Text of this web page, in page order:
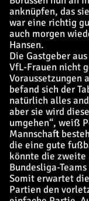
anknüpfen, das
war eine richtig
auch morgen
Hansen.
Die Gastgeber
VfL-Frauen nicht
Voraussetzungen
befand sich der
natürlich alles
aber sie wird
umgehen“, weiß
Mannschaft
die eine gute
könnte die zweite
Bundesliga-
Somit erwartet
Partien den